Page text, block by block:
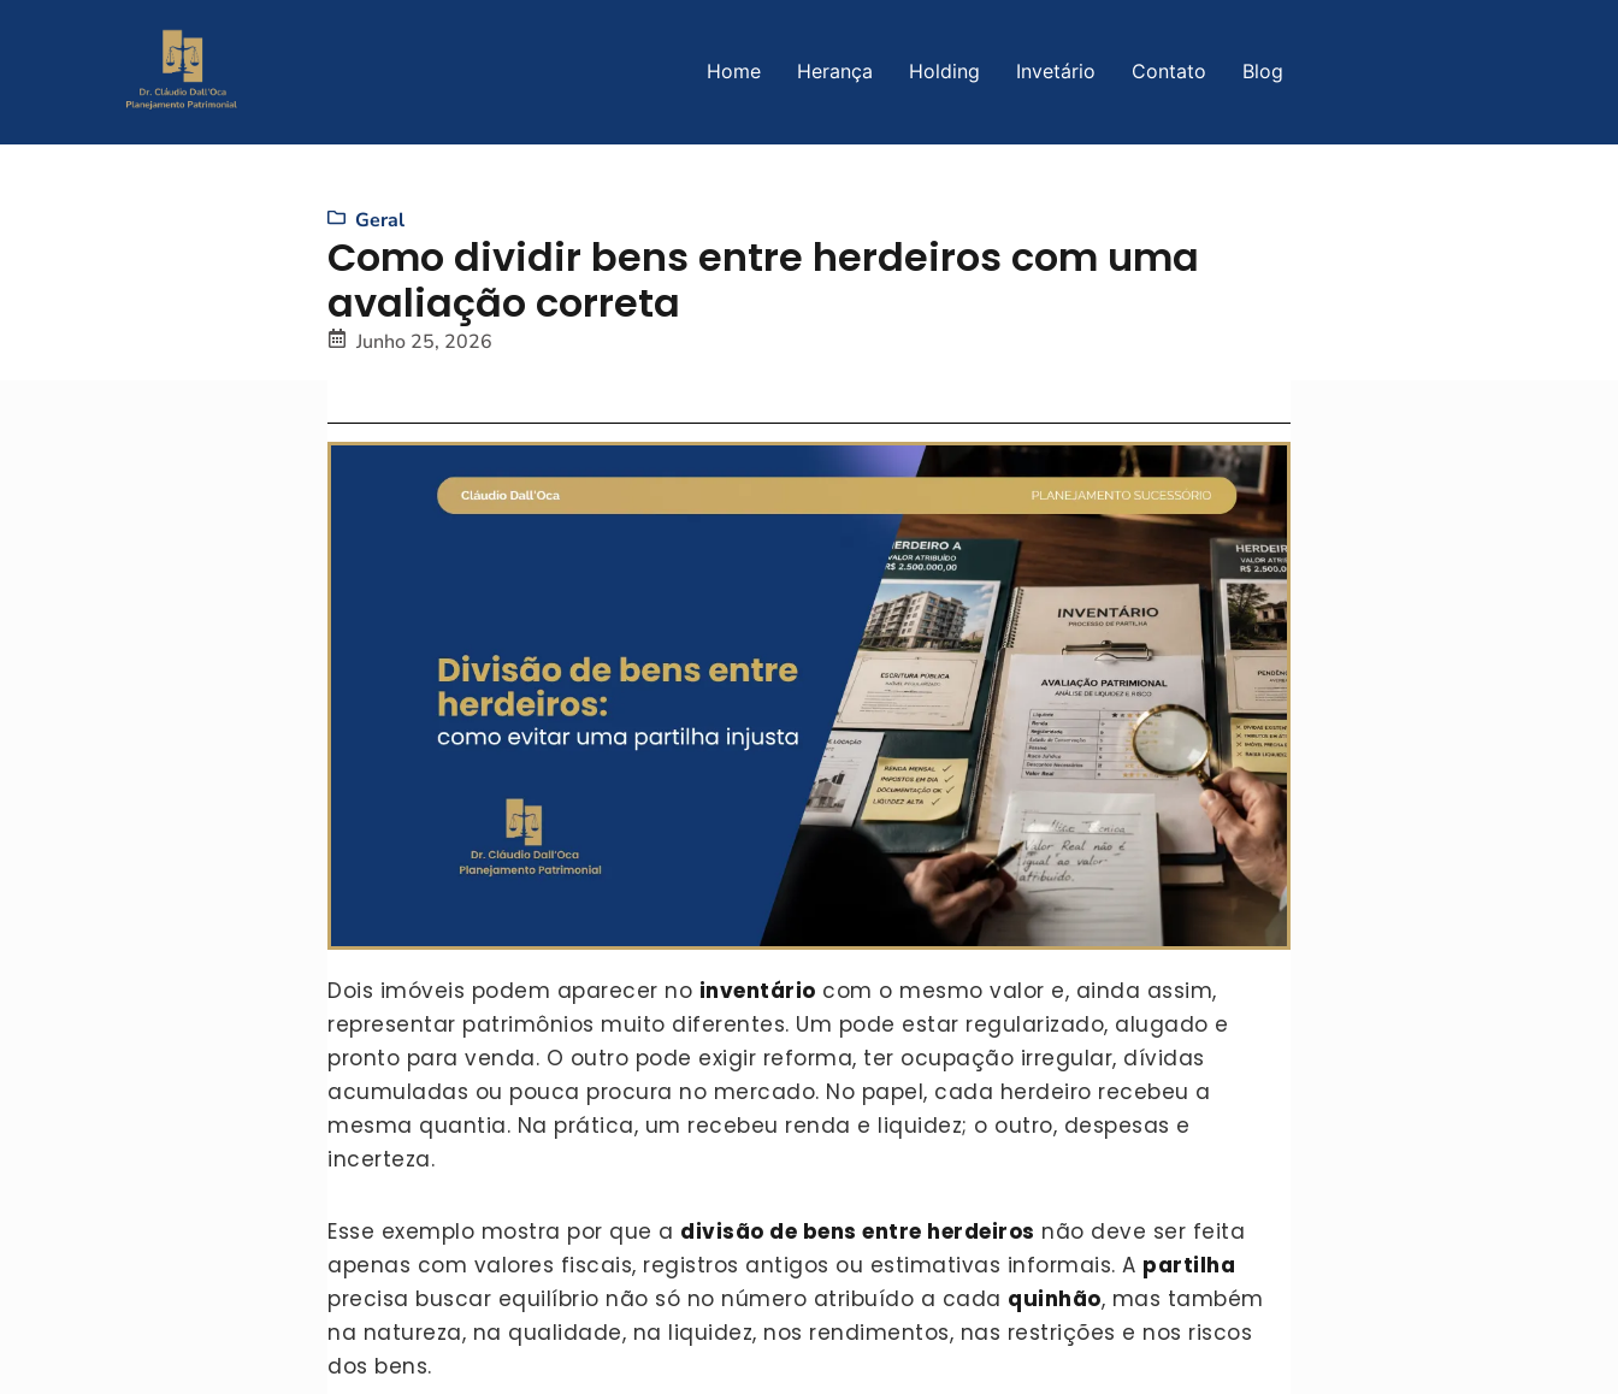
Home Herança Holding Invetário Contato Blog
Geral
Como dividir bens entre herdeiros com uma
avaliação correta
Junho 25, 2026
Dois imóveis podem aparecer no inventário com o mesmo valor e, ainda assim,
representar patrimônios muito diferentes. Um pode estar regularizado, alugado e
pronto para venda. O outro pode exigir reforma, ter ocupação irregular, dívidas
acumuladas ou pouca procura no mercado. No papel, cada herdeiro recebeu a
mesma quantia. Na prática, um recebeu renda e liquidez; o outro, despesas e
incerteza.
Esse exemplo mostra por que a divisão de bens entre herdeiros não deve ser feita
apenas com valores fiscais, registros antigos ou estimativas informais. A partilha
precisa buscar equilíbrio não só no número atribuído a cada quinhão, mas também
na natureza, na qualidade, na liquidez, nos rendimentos, nas restrições e nos riscos
dos bens.